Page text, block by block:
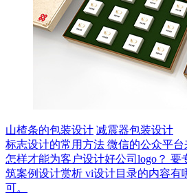
山楂条的包装设计 减震器包装设计
标志设计的常用方法 微信的公众平台
怎样才能为客户设计好公司logo？ 要
筑案例设计赏析 vi设计目录的内容有
可。